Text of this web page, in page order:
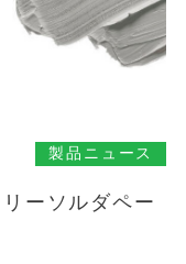
製品ニュース
ーソルダペー